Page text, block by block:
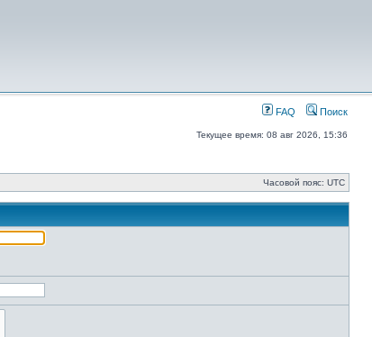
FAQ Поиск
Текущее время: 08 авг 2026, 15:36
Часовой пояс: UTC